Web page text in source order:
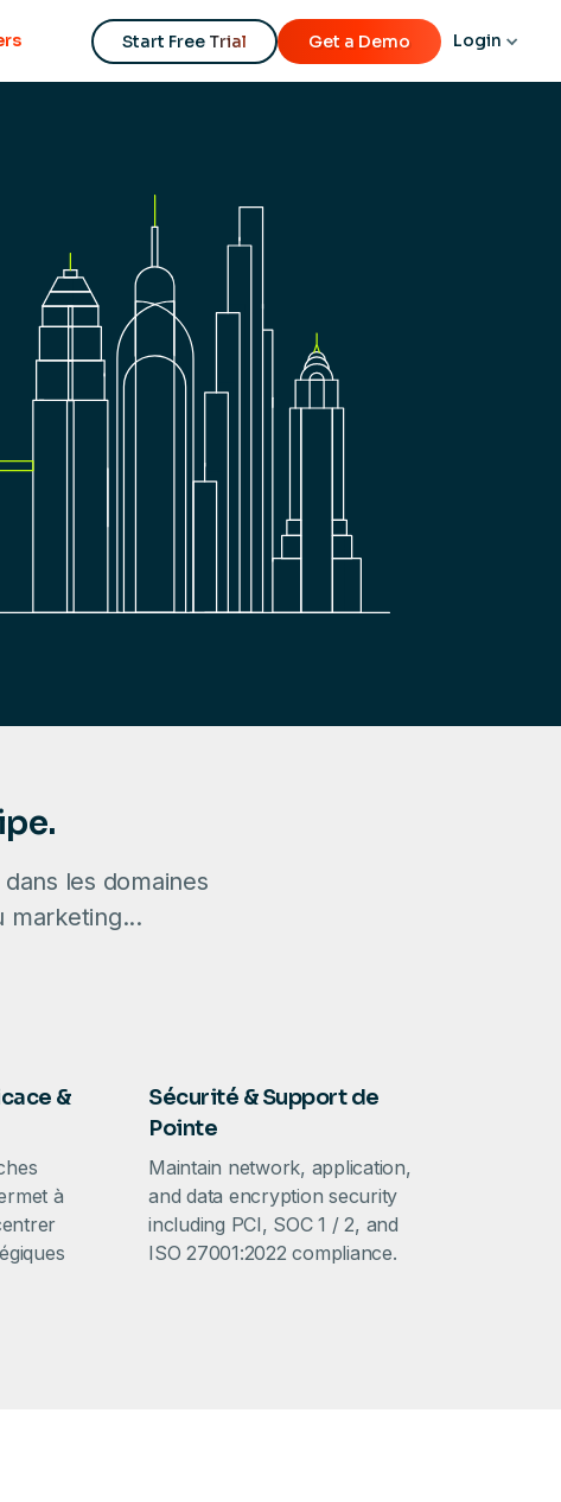
Start Free Trial Get a Demo Login
les domaines
marketing...
&
à
Sécurité & Support de
Pointe
Maintain network, application,
and data encryption security
including PCI, SOC 1 / 2, and
ISO 27001:2022 compliance.